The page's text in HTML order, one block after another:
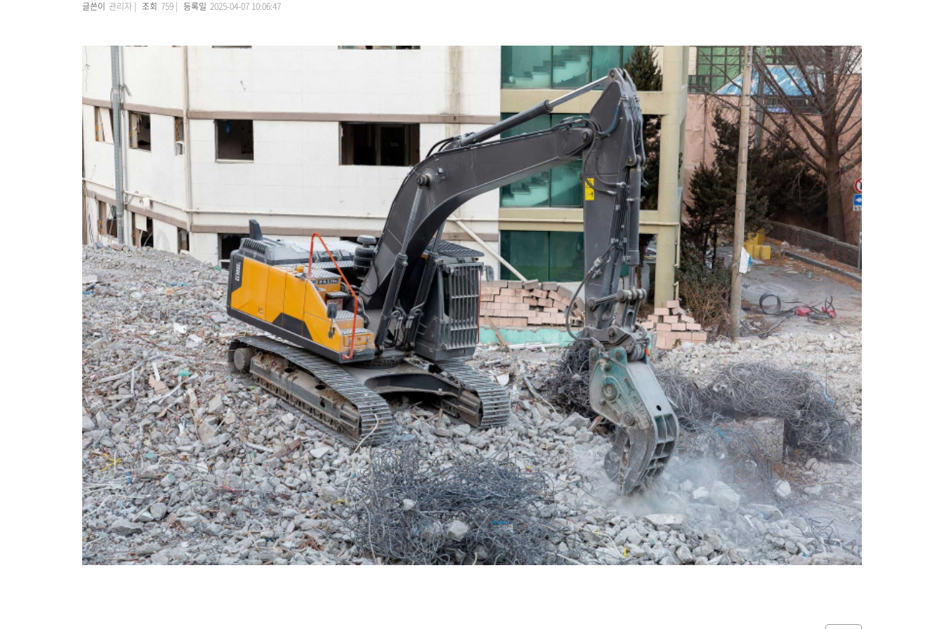
글쓴이 관리자 | 조회 759 | 등록일 2025-04-07 10:06:47